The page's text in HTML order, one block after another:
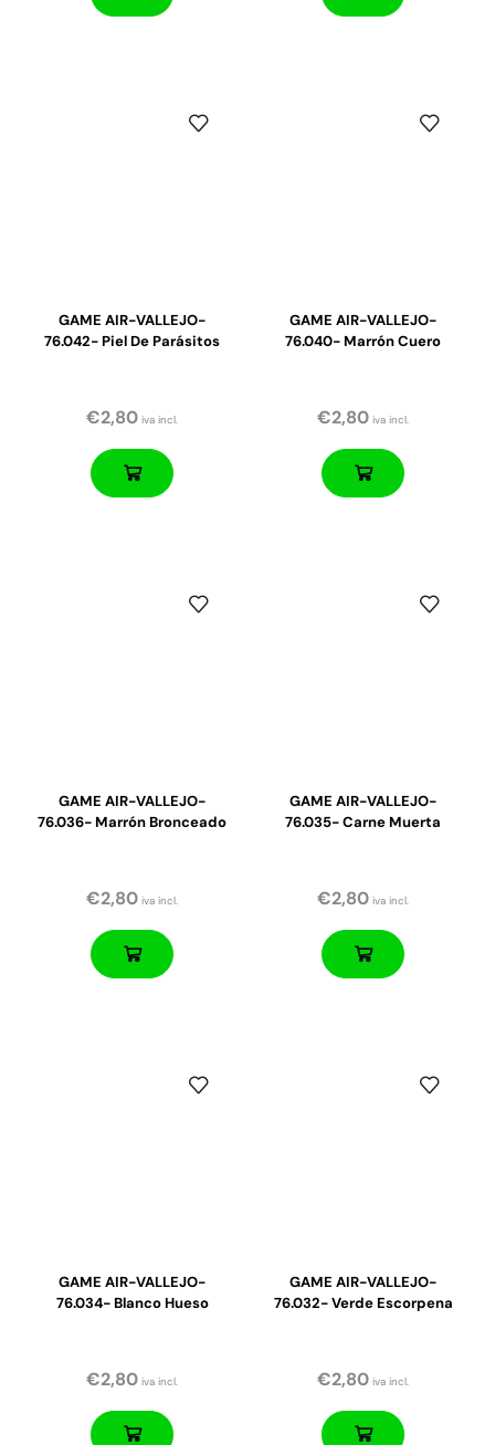
GAME AIR-VALLEJO-
76.042- Piel De Parásitos
€2,80 iva incl.
GAME AIR-VALLEJO-
76.040- Marrón Cuero
€2,80 iva incl.
GAME AIR-VALLEJO-
76.036- Marrón Bronceado
€2,80 iva incl.
GAME AIR-VALLEJO-
76.035- Carne Muerta
€2,80 iva incl.
GAME AIR-VALLEJO-
76.034- Blanco Hueso
€2,80 iva incl.
GAME AIR-VALLEJO-
76.032- Verde Escorpena
€2,80 iva incl.